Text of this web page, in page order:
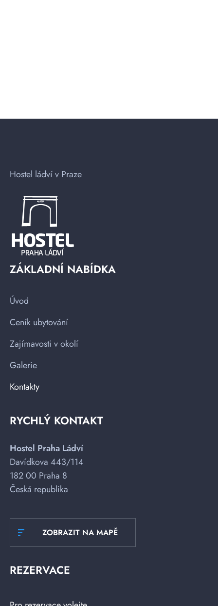
Hostel ládví v Praze
ZÁKLADNÍ NABÍDKA
Úvod
Ceník ubytování
Zajímavosti v okolí
Galerie
Kontakty
RYCHLÝ KONTAKT
Hostel Praha Ládví
Davídkova 443/114
182 00 Praha 8
Česká republika
ZOBRAZIT NA MAPĚ
REZERVACE